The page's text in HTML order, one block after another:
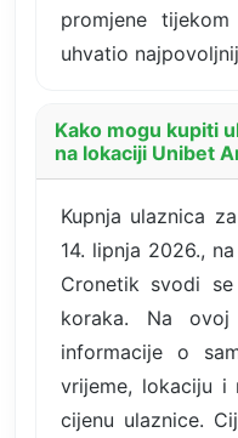
promjene
uhvatio
Kako mogu kupiti
na lokaciji Unibet
Kupnja ulaznica
14. lipnja 2026.,
Cronetik svodi
koraka. Na
informacije o
vrijeme, lokaciju i
cijenu ulaznice.